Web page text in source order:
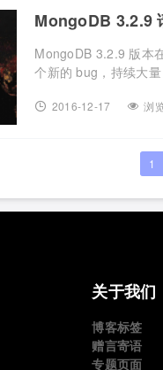
MongoDB 3.2.9
MongoDB 3.2.9 版本
个新的 bug，持续大
2016-12-17 浏
1
关于我们
博客标签
赠言寄语
专题页面